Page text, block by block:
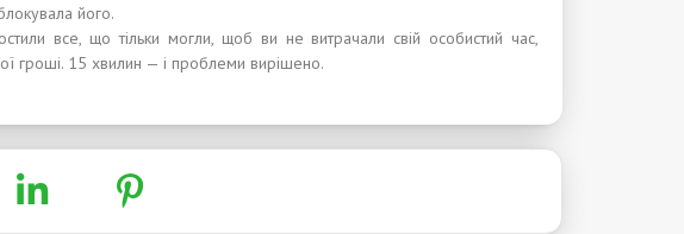
його.
все, що тільки могли, щоб ви не витрачали свій особистий час,
гроші. 15 хвилин — і проблеми вирішено.